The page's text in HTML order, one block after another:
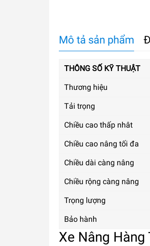
Mô tả sản phẩm
THÔNG SỐ KỸ THUẬT
Thương hiệu
Tải trọng
Chiều cao thấp nhât
Chiều cao nâng tối đa
Chiều dài càng nâng
Chiều rộng càng nâng
Trọng lượng
Bảo hành
Xe Nâng Hàng